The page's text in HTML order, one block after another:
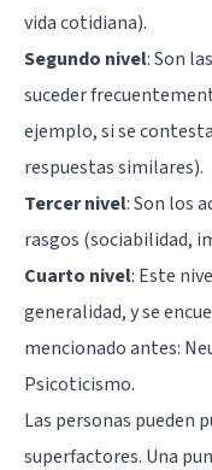
vida cotidiana).
Segundo nivel: Son
suceder
ejemplo, si se
respuestas similares).
Tercer nivel: Son los
rasgos (sociabilidad,
Cuarto nivel: Este
generalidad, y se
mencionado antes:
Psicoticismo.
Las personas pueden
superfactores. Una